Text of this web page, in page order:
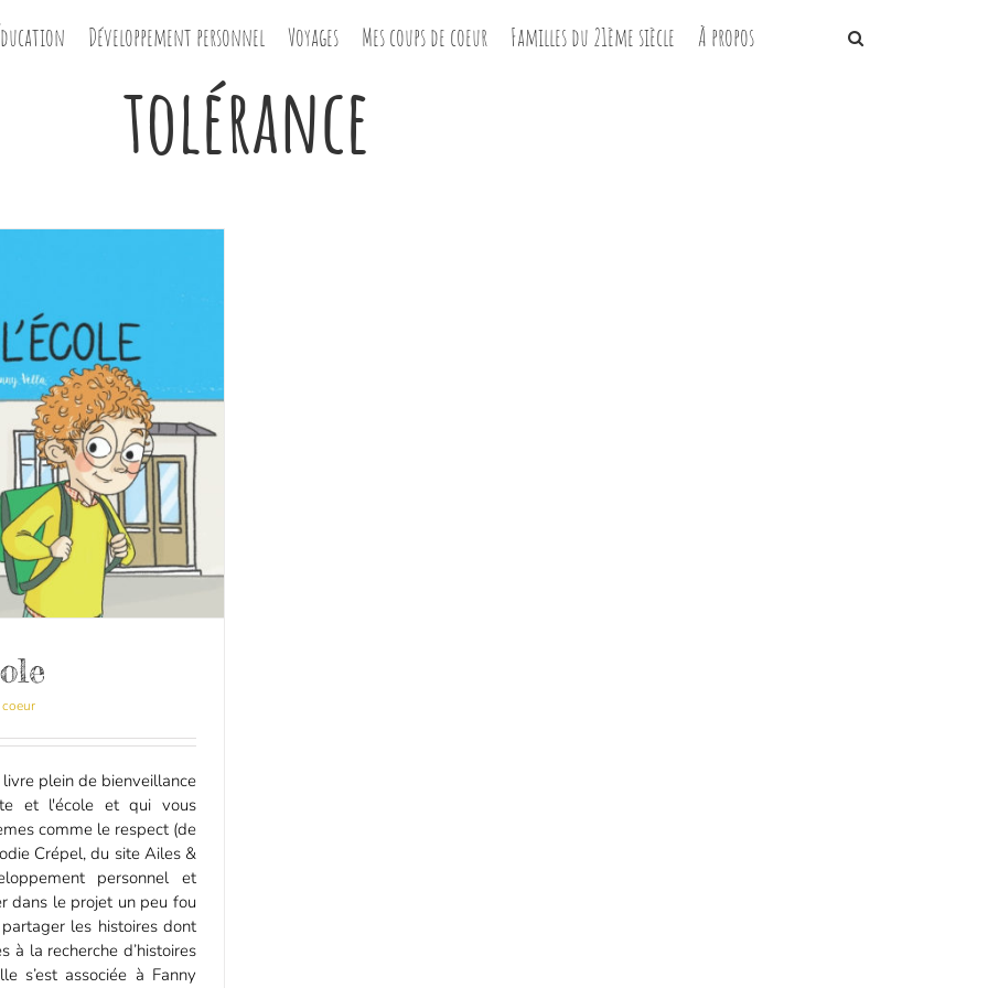
Développement personnel Voyages Mes coups de coeur Familles du 21ème siècle À propos
tolérance
plein de bienveillance
et l'école et qui vous
comme le respect (de
Crépel, du site Ailes &
personnel et
dans le projet un peu fou
les histoires dont
à la recherche d’histoires
s’est associée à Fanny